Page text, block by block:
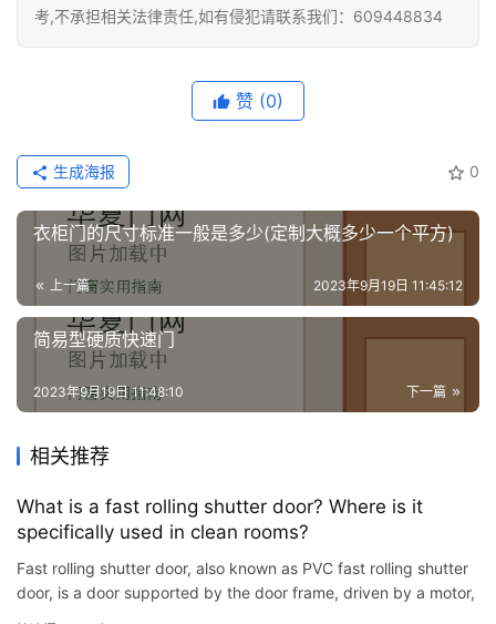
考,不承担相关法律责任,如有侵犯请联系我们：609448834
赞 (0)
0
生成海报
衣柜门的尺寸标准一般是多少(定制大概多少一个平方)
上一篇 2023年9月19日 11:45:12
简易型硬质快速门
下一篇
2023年9月19日 11:48:10
相关推荐
What is a fast rolling shutter door? Where is it
specifically used in clean rooms?
Fast rolling shutter door, also known as PVC fast rolling shutter
door, is a door supported by the door frame, driven by a motor,